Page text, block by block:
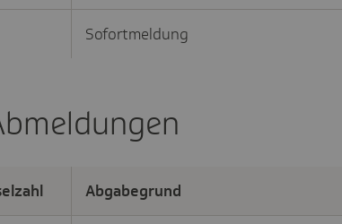
Sofortmeldung
Abgabegrund